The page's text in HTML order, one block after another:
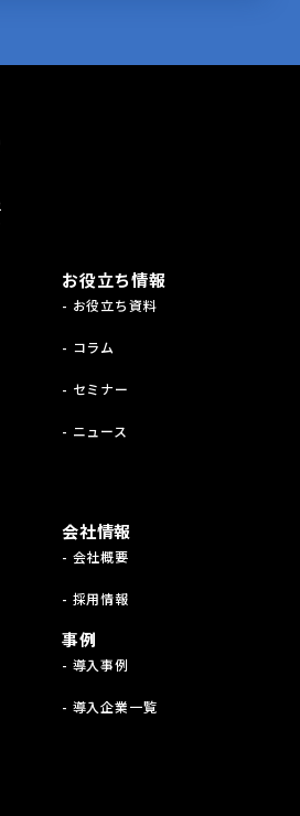
お役立ち情報
- お役立ち資料
- コラム
- セミナー
- ニュース
会社情報
- 会社概要
- 採用情報
事例
- 導入事例
- 導入企業一覧